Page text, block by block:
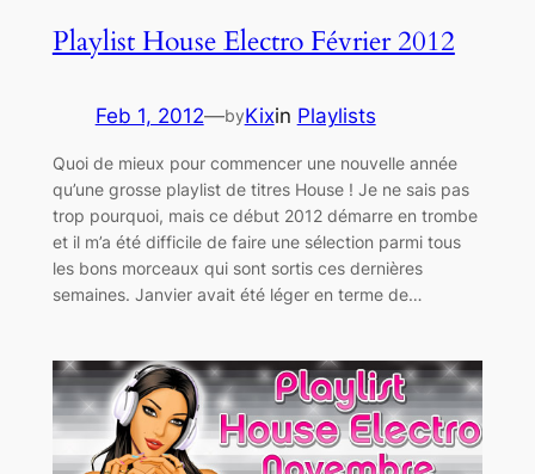
Playlist House Electro Février 2012
Feb 1, 2012—byKixin Playlists
Quoi de mieux pour commencer une nouvelle année
qu’une grosse playlist de titres House ! Je ne sais pas
trop pourquoi, mais ce début 2012 démarre en trombe
et il m’a été difficile de faire une sélection parmi tous
les bons morceaux qui sont sortis ces dernières
semaines. Janvier avait été léger en terme de…